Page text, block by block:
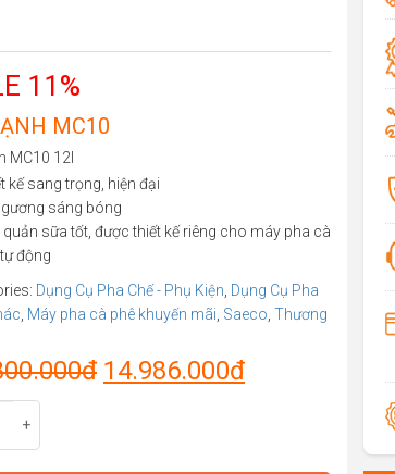
11%
MC10
MC10 12l
kế sang trọng, hiện đại
sáng bóng
quản sữa tốt, được thiết kế riêng cho máy pha cà
động
Dụng Cụ Pha Chế - Phụ Kiện Dụng Cụ Pha
Máy pha cà phê khuyến mãi Saeco Thương
đ Original
14.986.000đCurrent
+